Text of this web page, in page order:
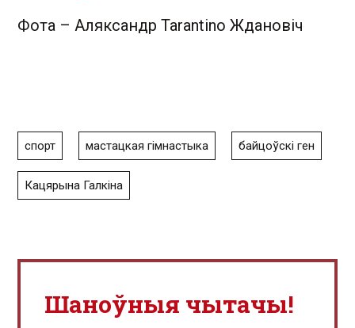
Фота – Аляксандр Tarantino Ждановіч
спорт мастацкая гімнастыка байцоўскі ген
Кацярына Галкіна
Шаноўныя чытачы!